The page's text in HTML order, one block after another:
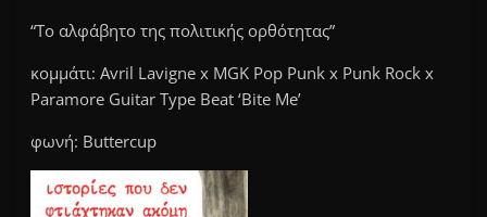
“Το αλφάβητο της πολιτικής ορθότητας”
κομμάτι: Avril Lavigne x MGK Pop Punk x Punk Rock x
Paramore Guitar Type Beat ‘Bite Me’
φωνή: Buttercup